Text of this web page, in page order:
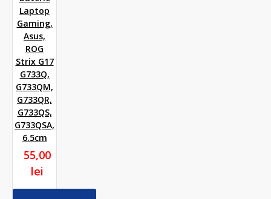
Laptop
Gaming,
Asus,
ROG
Strix G17
G733Q,
G733QM,
G733QR,
G733QS,
G733QSA,
6.5cm
55,00
lei